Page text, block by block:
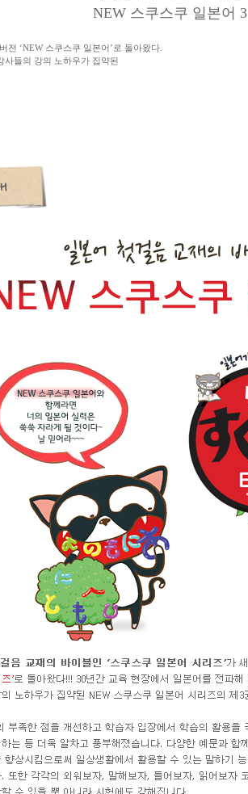
NEW 스쿠스쿠 일본어 3
전 ‘NEW 스쿠스쿠 일본어’로 돌아왔다.
사들의 강의 노하우가 집약된